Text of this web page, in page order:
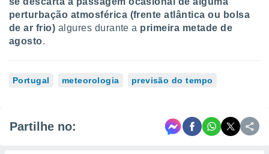
perturbação atmosférica (frente atlântica ou bolsa
de ar frio) algures durante a primeira metade de
agosto.
Portugal meteorologia previsão do tempo
Partilhe no: